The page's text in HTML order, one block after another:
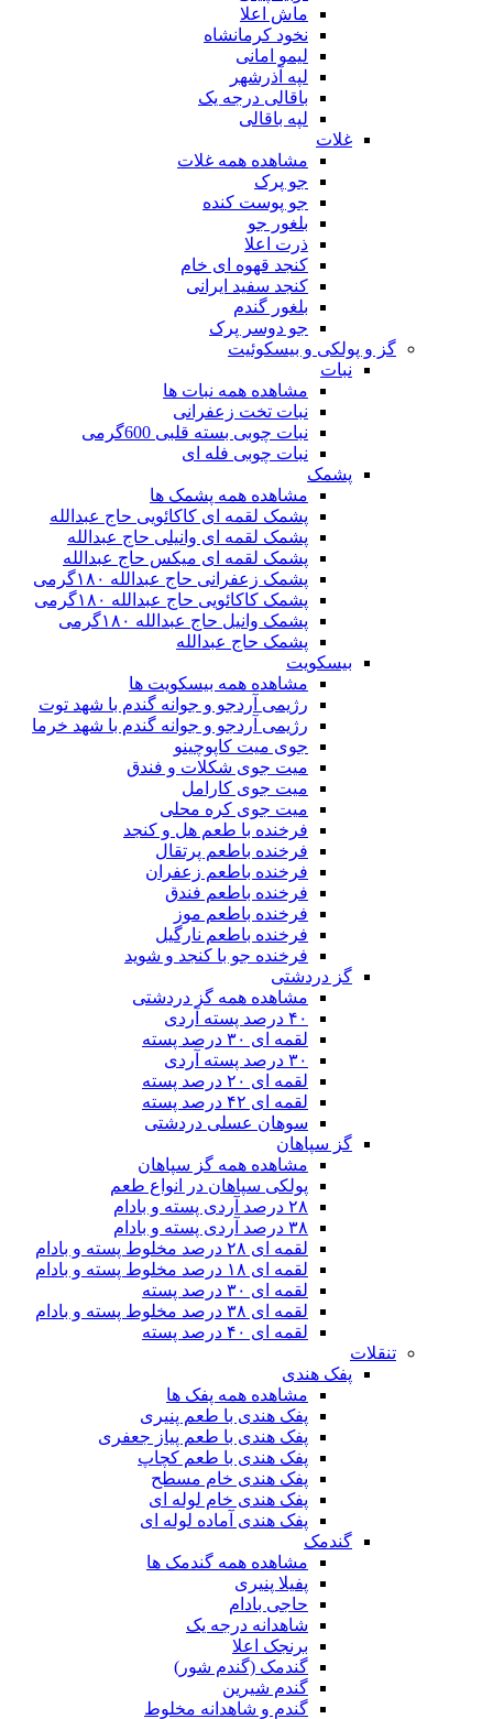
ماش اعلا
نخود کرمانشاه
لیمو امانی
لپه آذرشهر
باقالی درجه یک
لپه باقالی
غلات
مشاهده همه غلات
جو پرک
جو پوست کنده
بلغور جو
ذرت اعلا
کنجد قهوه ای خام
کنجد سفید ایرانی
بلغور گندم
جو دوسر پرک
گز و پولکی و بیسکوئیت
نبات
مشاهده همه نبات ها
نبات تخت زعفرانی
نبات چوبی بسته قلبی 600گرمی
نبات چوبی فله ای
پشمک
مشاهده همه پشمک ها
پشمک لقمه ای کاکائویی حاج عبدالله
پشمک لقمه ای وانیلی حاج عبدالله
پشمک لقمه ای میکس حاج عبدالله
پشمک زعفرانی حاج عبدالله ۱۸۰گرمی
پشمک کاکائویی حاج عبدالله ۱۸۰گرمی
پشمک وانیل حاج عبدالله ۱۸۰گرمی
پشمک حاج عبدالله
بیسکویت
مشاهده همه بیسکویت ها
رژیمی آردجو و جوانه گندم با شهد توت
رژیمی آردجو و جوانه گندم با شهد خرما
جوی میت کاپوچینو
میت جوی شکلات و فندق
میت جوی کارامل
میت جوی کره محلی
فرخنده با طعم هل و کنجد
فرخنده باطعم پرتقال
فرخنده باطعم زعفران
فرخنده باطعم فندق
فرخنده باطعم موز
فرخنده باطعم نارگیل
فرخنده جو با کنجد و شوید
گز دردشتی
مشاهده همه گز دردشتی
۴۰ درصد پسته آردی
لقمه ای ۳۰ درصد پسته
۳۰ درصد پسته آردی
لقمه ای ۲۰ درصد پسته
لقمه ای ۴۲ درصد پسته
سوهان عسلی دردشتی
گز سپاهان
مشاهده همه گز سپاهان
پولکی سپاهان در انواع طعم
۲۸ درصد آردی پسته و بادام
۳۸ درصد آردی پسته و بادام
لقمه ای ۲۸ درصد مخلوط پسته و بادام
لقمه ای ۱۸ درصد مخلوط پسته و بادام
لقمه ای ۳۰ درصد پسته
لقمه ای ۳۸ درصد مخلوط پسته و بادام
لقمه ای ۴۰ درصد پسته
تنقلات
پفک هندی
مشاهده همه پفک ها
پفک هندی با طعم پنیری
پفک هندی با طعم پیاز جعفری
پفک هندی با طعم کچاپ
پفک هندی خام مسطح
پفک هندی خام لوله ای
پفک هندی آماده لوله ای
گندمک
مشاهده همه گندمک ها
پفیلا پنیری
حاجی بادام
شاهدانه درجه یک
برنجک اعلا
گندمک (گندم شور)
گندم شیرین
گندم و شاهدانه مخلوط